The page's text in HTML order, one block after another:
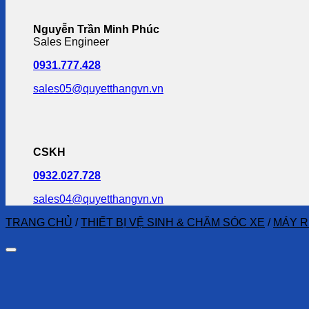
Nguyễn Trần Minh Phúc
Sales Engineer
0931.777.428
sales05@quyetthangvn.vn
CSKH
0932.027.728
sales04@quyetthangvn.vn
TRANG CHỦ / THIẾT BỊ VỆ SINH & CHĂM SÓC XE / MÁY